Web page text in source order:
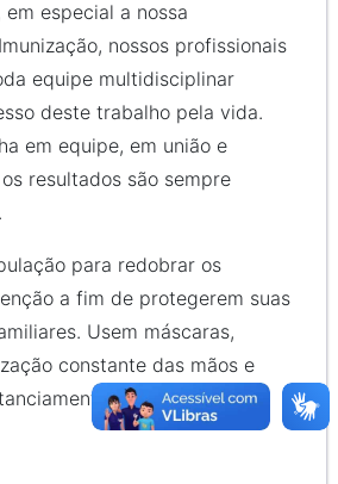
especial a nossa
nossos profissionais
equipe multidisciplinar
deste trabalho pela vida.
em equipe, em união e
resultados são sempre
para redobrar os
a fim de protegerem suas
Usem máscaras,
constante das mãos e
social.